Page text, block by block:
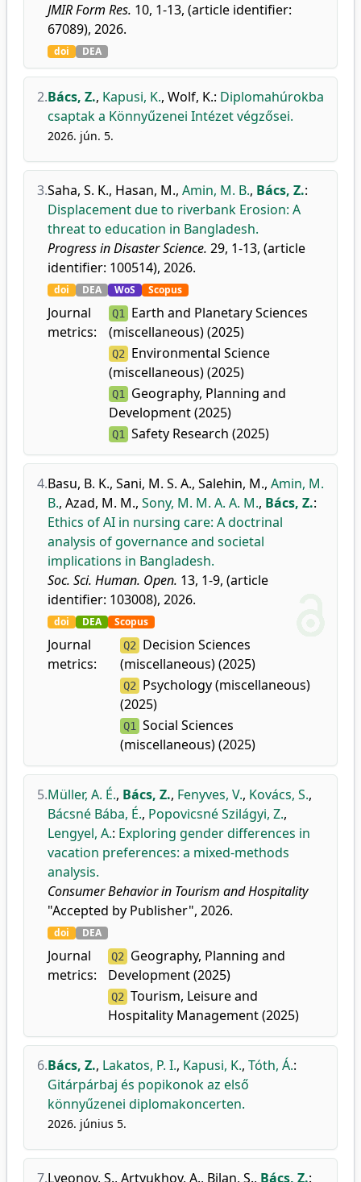
JMIR Form Res. 10, 1-13, (article identifier:
67089), 2026.
doi DEA
2.Bács, Z., Kapusi, K., Wolf, K.: Diplomahúrokba
csaptak a Könnyűzenei Intézet végzősei.
2026. jún. 5.
3.Saha, S. K., Hasan, M., Amin, M. B., Bács, Z.:
Displacement due to riverbank Erosion: A
threat to education in Bangladesh.
Progress in Disaster Science. 29, 1-13, (article
identifier: 100514), 2026.
doi DEA WoS Scopus
Journal
metrics:
Q1 Earth and Planetary Sciences
(miscellaneous) (2025)
Q2 Environmental Science
(miscellaneous) (2025)
Q1 Geography, Planning and
Development (2025)
Q1 Safety Research (2025)
4.Basu, B. K., Sani, M. S. A., Salehin, M., Amin, M.
B., Azad, M. M., Sony, M. M. A. A. M., Bács, Z.:
Ethics of AI in nursing care: A doctrinal
analysis of governance and societal
implications in Bangladesh.
Soc. Sci. Human. Open. 13, 1-9, (article
identifier: 103008), 2026.
doi DEA Scopus
Journal
metrics:
Q2
Decision Sciences
(miscellaneous) (2025)
Q2
Psychology (miscellaneous)
(2025)
Q1
Social Sciences
(miscellaneous) (2025)
5.Müller, A. É., Bács, Z., Fenyves, V., Kovács, S.,
Bácsné Bába, É., Popovicsné Szilágyi, Z.,
Lengyel, A.: Exploring gender differences in
vacation preferences: a mixed-methods
analysis.
Consumer Behavior in Tourism and Hospitality
"Accepted by Publisher", 2026.
doi DEA
Journal
metrics:
Q2 Geography, Planning and
Development (2025)
Q2 Tourism, Leisure and
Hospitality Management (2025)
6.Bács, Z., Lakatos, P. I., Kapusi, K., Tóth, Á.:
Gitárpárbaj és popikonok az első
könnyűzenei diplomakoncerten.
2026. június 5.
7.Lyeonov, S., Artyukhov, A., Bilan, S., Bács, Z.: